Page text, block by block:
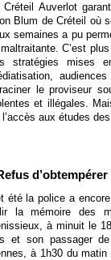
Créteil Auverlot
Blum de Créteil où
semaines a pu
C’est
stratégies mises
le proviseur
et illégales.
l’accès aux études
été la police a
la mémoire des
à minuit le
et son passager
à 1h30 du